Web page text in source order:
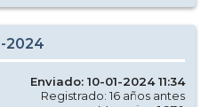
2024
Enviado: 10-01-2024 11:34
Registrado: 16 años antes